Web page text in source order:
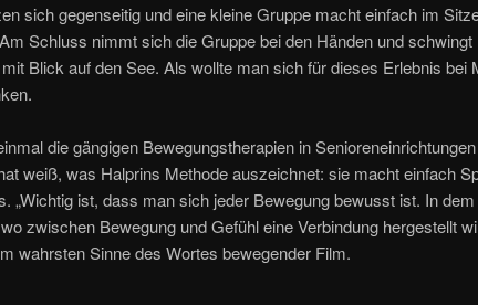
sich gegenseitig und eine kleine Gruppe macht einfach im
Schluss nimmt sich die Gruppe bei den Händen und schwingt
Blick auf den See. Als wollte man sich für dieses Erlebnis bei
die gängigen Bewegungstherapien in Senioreneinrichtungen
weiß, was Halprins Methode auszeichnet: sie macht einfach
„Wichtig ist, dass man sich jeder Bewegung bewusst ist. In dem
zwischen Bewegung und Gefühl eine Verbindung hergestellt
wahrsten Sinne des Wortes bewegender Film.